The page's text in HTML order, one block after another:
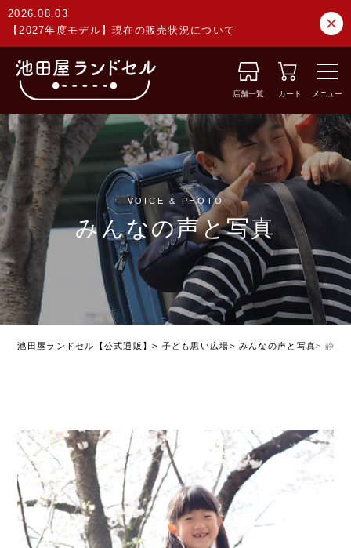
2026.08.03
【2027年度モデル】現在の販売状況について
店舗一覧 カート メニュー
VOICE & PHOTO
みんなの声と写真
池田屋ランドセル【公式通販】 子ども思い広場 みんなの声と写真 静岡